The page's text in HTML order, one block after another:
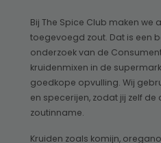
Bij The Spice Club maken we
toegevoegd zout. Dat is een
onderzoek van de
kruidenmixen in de
goedkope opvulling. Wij
en specerijen, zodat jij zelf
zoutinname.
Kruiden zoals komijn,